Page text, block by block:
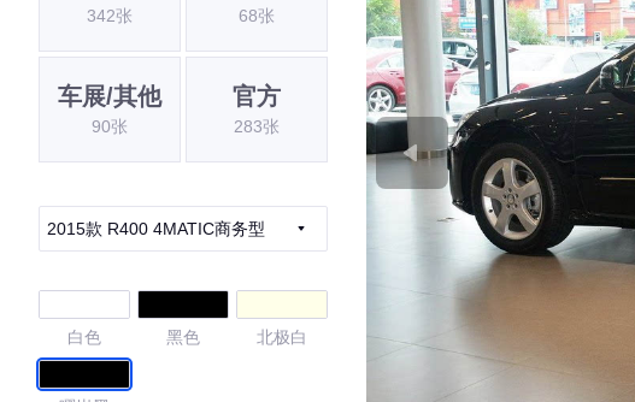
342张 68张
车展/其他
90张
官方
283张
2015款 R400 4MATIC商务型
白色 黑色 北极白